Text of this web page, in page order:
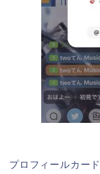
プロフィールカー